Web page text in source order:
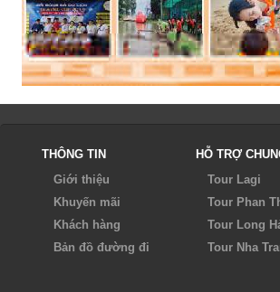
Khách sạn: 3 sao
Khởi hành: Sài Gòn
Giá: 1.390.000Đ/Khách
ĐẶT TOUR Xem chi tiết
Khách
Khởi
Giá:
ĐẶT
THÔNG TIN
Giới thiệu
Khuyến mãi
Khách hàng
Bản đồ đường đi
HỖ TRỢ
Tour Lagi
Tour Phan
Tour Long
Tour Nha